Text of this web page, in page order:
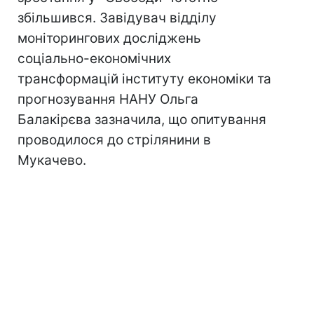
збільшився. Завідувач відділу
моніторингових досліджень
соціально-економічних
трансформацій інституту економіки та
прогнозування НАНУ Ольга
Балакірєва зазначила, що опитування
проводилося до стрілянини в
Мукачево.